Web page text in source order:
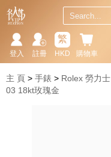
購物車
繁
HKD
註冊
登入
主 頁 手錶 Rolex 勞力士
03 18kt玫瑰金